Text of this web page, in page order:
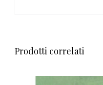
Prodotti correlati